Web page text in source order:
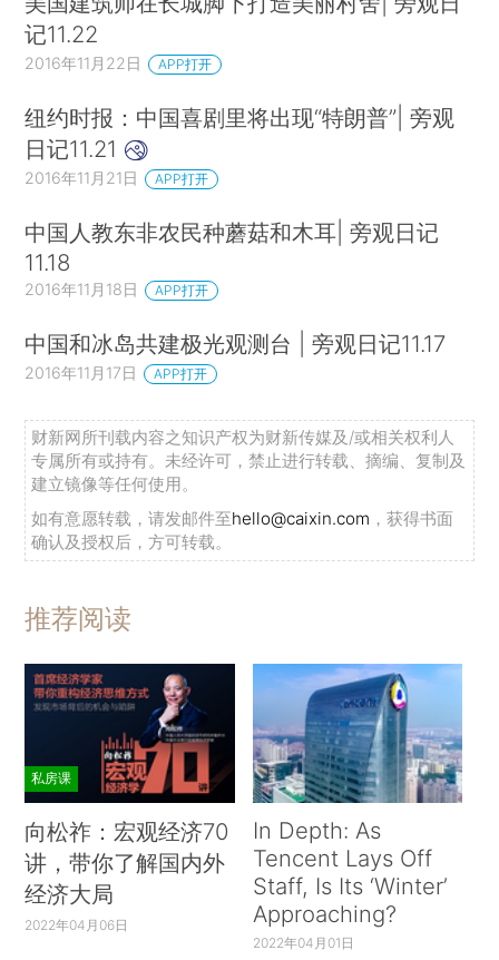
记11.22
2016年11月22日 APP打开
纽约时报：中国喜剧里将出现“特朗普”| 旁观
日记11.21
2016年11月21日 APP打开
中国人教东非农民种蘑菇和木耳| 旁观日记
11.18
2016年11月18日 APP打开
中国和冰岛共建极光观测台 | 旁观日记11.17
2016年11月17日 APP打开
财新网所刊载内容之知识产权为财新传媒及/或相关权利人
专属所有或持有。未经许可，禁止进行转载、摘编、复制及
建立镜像等任何使用。
如有意愿转载，请发邮件至hello@caixin.com ，获得书面
确认及授权后，方可转载。
推荐阅读
私房课
向松祚：宏观经济70
讲，带你了解国内外
经济大局
2022年04月06日
In Depth: As
Tencent Lays Off
Staff, Is Its ‘Winter’
Approaching?
2022年04月01日